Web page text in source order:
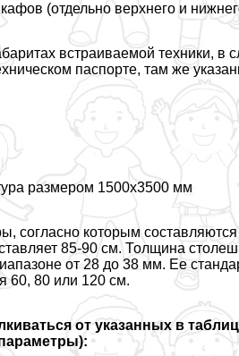
(отдельно верхнего и
встраиваемой техники, в
паспорте, там же
размером 1500х3500 мм
согласно которым
85-90 см. Толщина
от 28 до 38 мм. Ее
60, 80 или 120 см.
от указанных в